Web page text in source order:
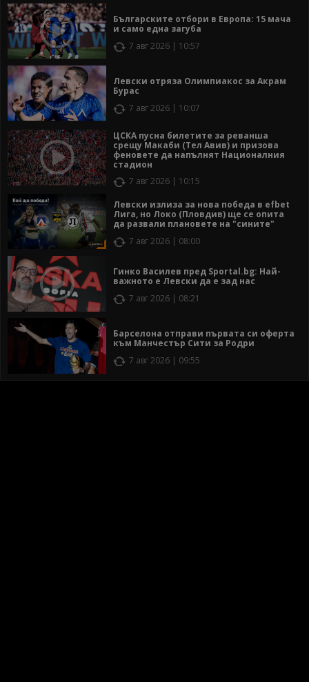
Българските отбори в Европа: 15 мача
и само една загуба
7 авг 2026 | 10:57
Левски отряза Олимпиакос за Акрам
Бурас
7 авг 2026 | 10:07
ЦСКА пусна билетите за реванша
срещу Макаби (Тел Авив) и призова
феновете да напълнят Националния
стадион
7 авг 2026 | 10:15
Левски излиза за нова победа в efbet
Лига, но Локо (Пловдив) ще се опита
да развали плановете на "сините"
7 авг 2026 | 08:00
Гинко Василев пред Sportal.bg: Най-
важното е Левски да е зад нас
7 авг 2026 | 08:21
Барселона отправи първата си оферта
към Манчестър Сити за Родри
7 авг 2026 | 09:55